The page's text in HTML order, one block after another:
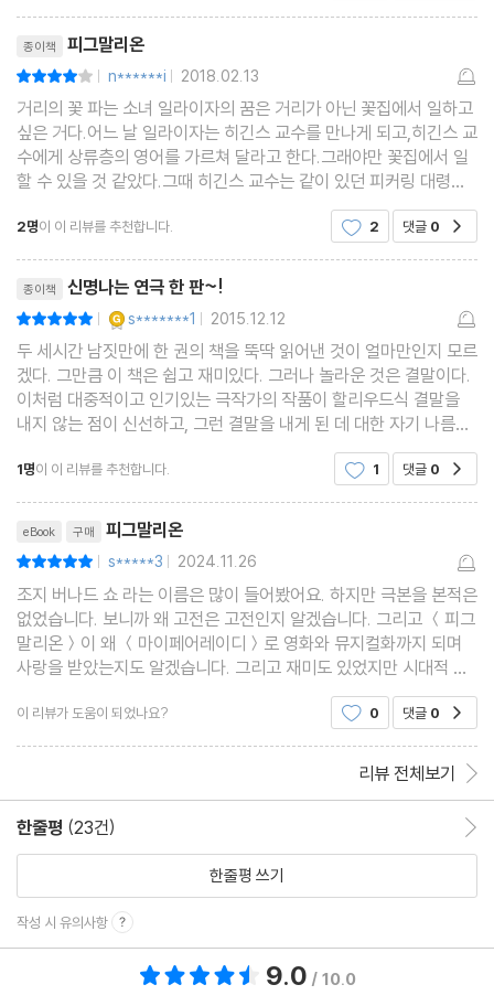
종이책 피그말리온
| n******i | 2018.02.13
거리의 꽃 파는 소녀 일라이자의 꿈은 거리가 아닌 꽃집에서 일하고
싶은 거다.어느 날 일라이자는 히긴스 교수를 만나게 되고,히긴스 교
수에게 상류층의 영어를 가르쳐 달라고 한다.그래야만 꽃집에서 일
할 수 있을 것 같았다.그때 히긴스 교수는 같이 있던 피커링 대령과
내기를 하게 된다.6개월 안에 일라이자를 완벽한 영어를 구사하는
품위 있는 여인으로 만든다는 것이다.가능할까
2명이 이 리뷰를 추천합니다. 2 댓글 0
종이책 신명나는 연극 한 판~!
| s*******1 | 2015.12.12
두 세시간 남짓만에 한 권의 책을 뚝딱 읽어낸 것이 얼마만인지 모르
겠다. 그만큼 이 책은 쉽고 재미있다. 그러나 놀라운 것은 결말이다.
이처럼 대중적이고 인기있는 극작가의 작품이 할리우드식 결말을
내지 않는 점이 신선하고, 그런 결말을 내게 된 데 대한 자기 나름의
논리를 펼치는 점이 무척 재밌었다. "남자건 여자건 강한 사람은 더
강한 사람과 결혼하지 않을 뿐
1명이 이 리뷰를 추천합니다. 1 댓글 0
eBook 구매 피그말리온
| s*****3 | 2024.11.26
조지 버나드 쇼 라는 이름은 많이 들어봤어요. 하지만 극본을 본적은
없었습니다. 보니까 왜 고전은 고전인지 알겠습니다. 그리고 ＜피그
말리온＞이 왜 ＜마이페어레이디＞로 영화와 뮤지컬화까지 되며
사랑을 받았는지도 알겠습니다. 그리고 재미도 있었지만 시대적 배
이 리뷰가 도움이 되었나요? 0 댓글 0
리뷰 전체보기
한줄평 (23건)
한줄평 쓰기
작성 시 유의사항
9.0 / 10.0